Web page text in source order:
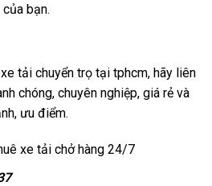
bạn.
tải chuyển trọ tại tphcm, hãy liên
chóng, chuyên nghiệp, giá rẻ và
ưu điểm.
xe tải chở hàng 24/7